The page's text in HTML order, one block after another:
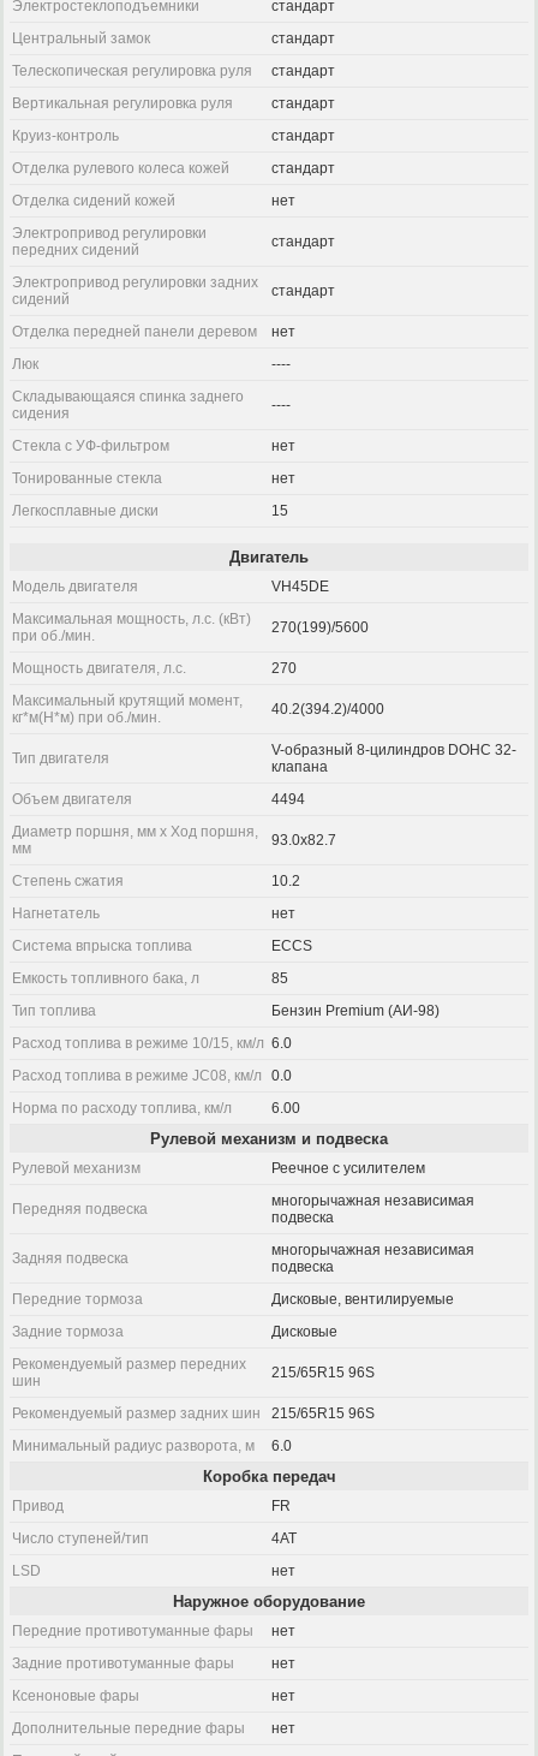
Электростеклоподъемники
стандарт
Центральный замок
стандарт
Телескопическая регулировка руля
стандарт
Вертикальная регулировка руля
стандарт
Круиз-контроль
стандарт
Отделка рулевого колеса кожей
стандарт
Отделка сидений кожей
нет
Электропривод регулировки
передних сидений
стандарт
Электропривод регулировки задних
сидений
стандарт
Отделка передней панели деревом
нет
Люк
----
Складывающаяся спинка заднего
сидения
----
Стекла с УФ-фильтром
нет
Тонированные стекла
нет
Легкосплавные диски
15
Двигатель
Модель двигателя
VH45DE
Максимальная мощность, л.с. (кВт)
при об./мин.
270(199)/5600
Мощность двигателя, л.с.
270
Максимальный крутящий момент,
кг*м(Н*м) при об./мин.
40.2(394.2)/4000
Тип двигателя
V-образный 8-цилиндров DOHC 32-
клапана
Объем двигателя
4494
Диаметр поршня, мм x Ход поршня,
мм
93.0x82.7
Степень сжатия
10.2
Нагнетатель
нет
Система впрыска топлива
ECCS
Емкость топливного бака, л
85
Тип топлива
Бензин Premium (АИ-98)
Расход топлива в режиме 10/15, км/л 6.0
Расход топлива в режиме JC08, км/л
0.0
Норма по расходу топлива, км/л
6.00
Рулевой механизм и подвеска
Рулевой механизм Реечное с усилителем
Передняя подвеска
многорычажная независимая
подвеска
Задняя подвеска
многорычажная независимая
подвеска
Передние тормоза
Дисковые, вентилируемые
Задние тормоза
Дисковые
Рекомендуемый размер передних
шин
215/65R15 96S
Рекомендуемый размер задних шин
215/65R15 96S
Минимальный радиус разворота, м
6.0
Коробка передач
Привод
FR
Число ступеней/тип
4AT
LSD
нет
Наружное оборудование
Передние противотуманные фары
нет
Задние противотуманные фары
нет
Ксеноновые фары
нет
Дополнительные передние фары
нет